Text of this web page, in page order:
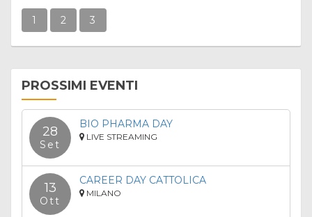
1 2 3
PROSSIMI EVENTI
28
Set
BIO PHARMA DAY
LIVE STREAMING
13
Ott
CAREER DAY CATTOLICA
MILANO